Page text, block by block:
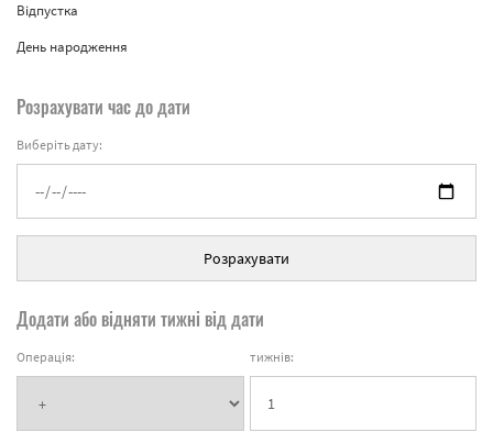
Відпустка
День народження
Розрахувати час до дати
Виберіть дату:
Розрахувати
Додати або відняти тижні від дати
Операція: тижнів: